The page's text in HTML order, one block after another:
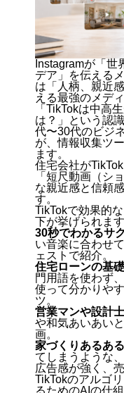
Instagramが「世
デア」を伝える
は「人柄、親近
える最強のメデ
「TikTokは中高
は？」という認
代〜30代のビジ
が、情報収集ツ
ます。
住宅会社が
「短尺動画（シ
な親近感と信頼
す。
TikTokで効果的
下が挙げられます
30秒でわかるサ
い音楽に合わせ
ェストで紹介。
住宅ローンの基
門用語を使わず
使って分かりや
ツ。
営業マンや設計
や和気あいあい
画。
家づくりあるある
てしまうような
広告感が強く、
TikTokのアルゴ
るためのAIの仕